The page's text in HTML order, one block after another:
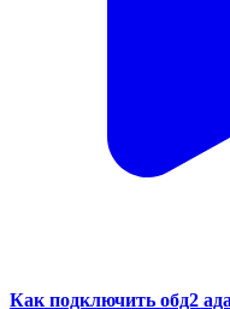
Как подключить обд2